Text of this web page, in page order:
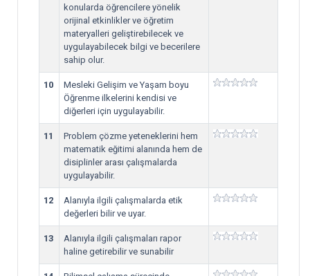
konularda öğrencilere yönelik
orijinal etkinlikler ve öğretim
materyalleri geliştirebilecek ve
uygulayabilecek bilgi ve becerilere
sahip olur.
10
Mesleki Gelişim ve Yaşam boyu
Öğrenme ilkelerini kendisi ve
diğerleri için uygulayabilir.
11
Problem çözme yeteneklerini hem
matematik eğitimi alanında hem de
disiplinler arası çalışmalarda
uygulayabilir.
12
Alanıyla ilgili çalışmalarda etik
değerleri bilir ve uyar.
13
Alanıyla ilgili çalışmaları rapor
haline getirebilir ve sunabilir